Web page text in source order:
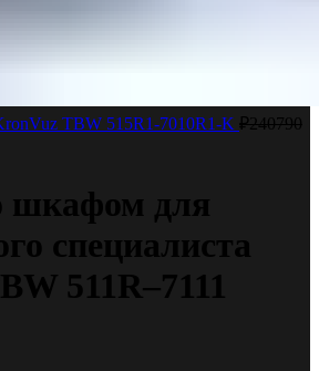
TBW 515R1-7010R1-K ₽240790
шкафом для
специалиста
511R–7111